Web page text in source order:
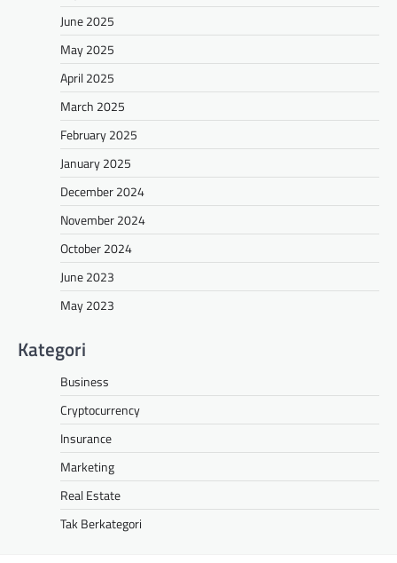
June 2025
May 2025
April 2025
March 2025
February 2025
January 2025
December 2024
November 2024
October 2024
June 2023
May 2023
Kategori
Business
Cryptocurrency
Insurance
Marketing
Real Estate
Tak Berkategori